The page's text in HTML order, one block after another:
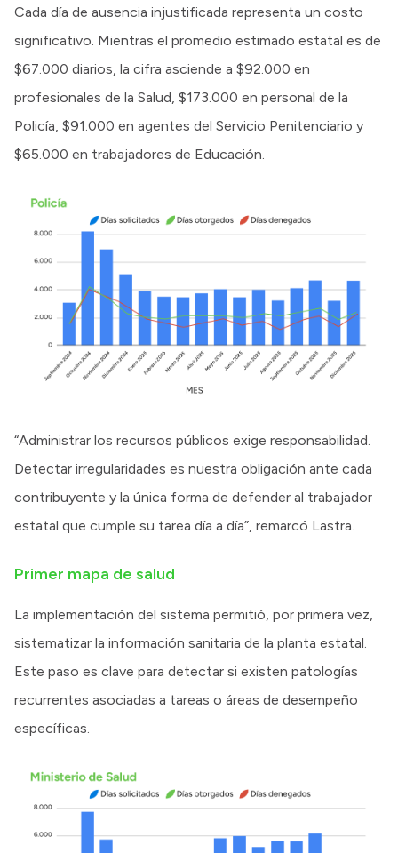
Cada día de ausencia injustificada representa un costo
significativo. Mientras el promedio estimado estatal es de
$67.000 diarios, la cifra asciende a $92.000 en
profesionales de la Salud, $173.000 en personal de la
Policía, $91.000 en agentes del Servicio Penitenciario y
$65.000 en trabajadores de Educación.
“Administrar los recursos públicos exige responsabilidad.
Detectar irregularidades es nuestra obligación ante cada
contribuyente y la única forma de defender al trabajador
estatal que cumple su tarea día a día”, remarcó Lastra.
Primer mapa de salud
La implementación del sistema permitió, por primera vez,
sistematizar la información sanitaria de la planta estatal.
Este paso es clave para detectar si existen patologías
recurrentes asociadas a tareas o áreas de desempeño
específicas.